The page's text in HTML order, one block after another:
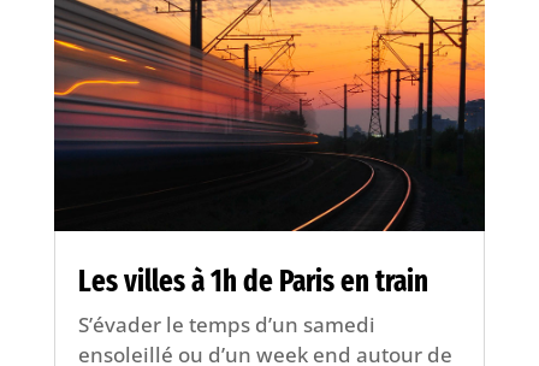
Les villes à 1h de Paris en train
S’évader le temps d’un samedi
ensoleillé ou d’un week end autour de